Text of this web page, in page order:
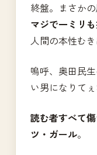
終盤。まさかの
マジで一ミリ
人間の本性むき
嗚呼、奥田民
い男になりてぇ
読む者すべて
ツ・ガール。